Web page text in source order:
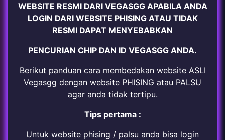
WEBSITE RESMI DARI VEGASGG APABILA ANDA
LOGIN DARI WEBSITE PHISING ATAU TIDAK
RESMI DAPAT MENYEBABKAN
PENCURIAN CHIP DAN ID VEGASGG ANDA.
Berikut panduan cara membedakan website ASLI
Vegasgg dengan website PHISING atau PALSU
agar anda tidak tertipu.
Tips pertama :
Untuk website phising / palsu anda bisa login